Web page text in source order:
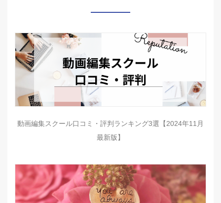
動画編集スクール口コミ・評判ランキング3選【2024年11月
最新版】